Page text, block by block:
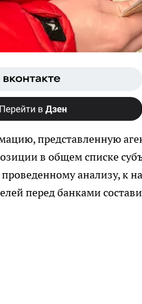
представленную
в общем списке
анализу, к
перед банками